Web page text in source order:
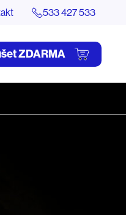
533 427 533
ZDARMA